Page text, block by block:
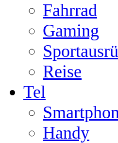
Fahrrad
Gaming
Reise
Tel
Handy